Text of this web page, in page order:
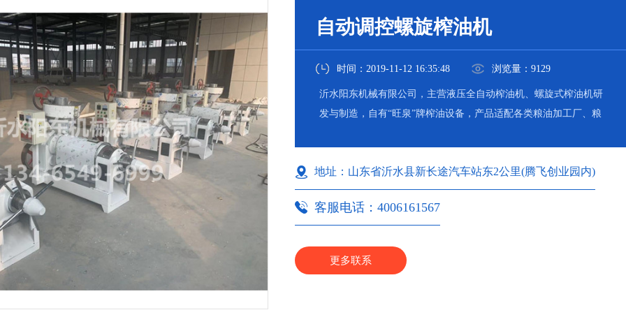
自动调控螺旋榨油机
时间：2019-11-12 16:35:48 浏览量：9129
沂水阳东机械有限公司，主营液压全自动榨油机、螺旋式榨油机研
发与制造，自有“旺泉”牌榨油设备，产品适配各类粮油加工厂、粮
地址：山东省沂水县新长途汽车站东2公里(腾飞创业园内)
客服电话：4006161567
更多联系